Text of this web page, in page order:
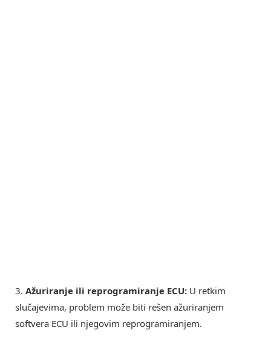
3. Ažuriranje ili reprogramiranje ECU: U retkim
slučajevima, problem može biti rešen ažuriranjem
softvera ECU ili njegovim reprogramiranjem.